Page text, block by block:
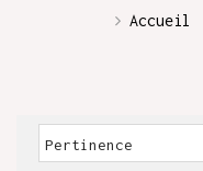
Accueil
Pertinence